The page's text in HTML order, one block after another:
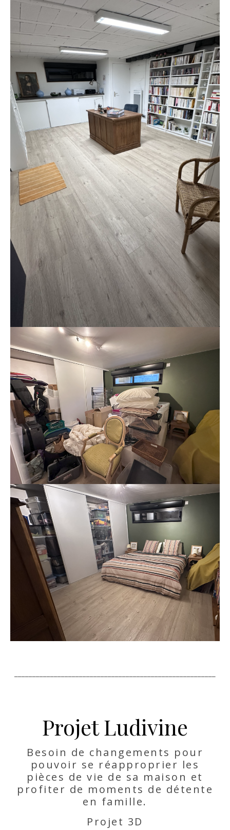
Projet Ludivine
Besoin de changements pour
pouvoir se réapproprier les
pièces de vie de sa maison et
profiter de moments de détente
en famille.
Projet 3D